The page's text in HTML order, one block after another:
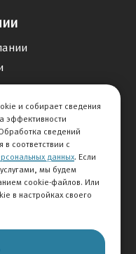
60-60
и собирает сведения
эффективности
сведений
в соответствии с
данных. Если
мы будем
cookie-файлов. Или
в настройках своего